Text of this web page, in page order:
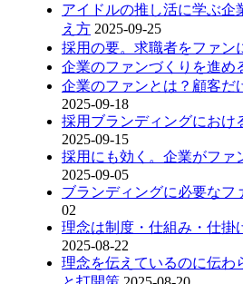
アイドルの推し活に学ぶ企
え方 2025-09-25
採用の要。求職者をファン
企業のファンづくりを進め
企業のファンとは？顧客だ
2025-09-18
採用ブランディングにおけ
2025-09-15
採用にも効く。企業がファ
2025-09-05
ブランディングに必要なフ
02
理念は制度・仕組み・仕掛
2025-08-22
理念を伝えているのに伝わ